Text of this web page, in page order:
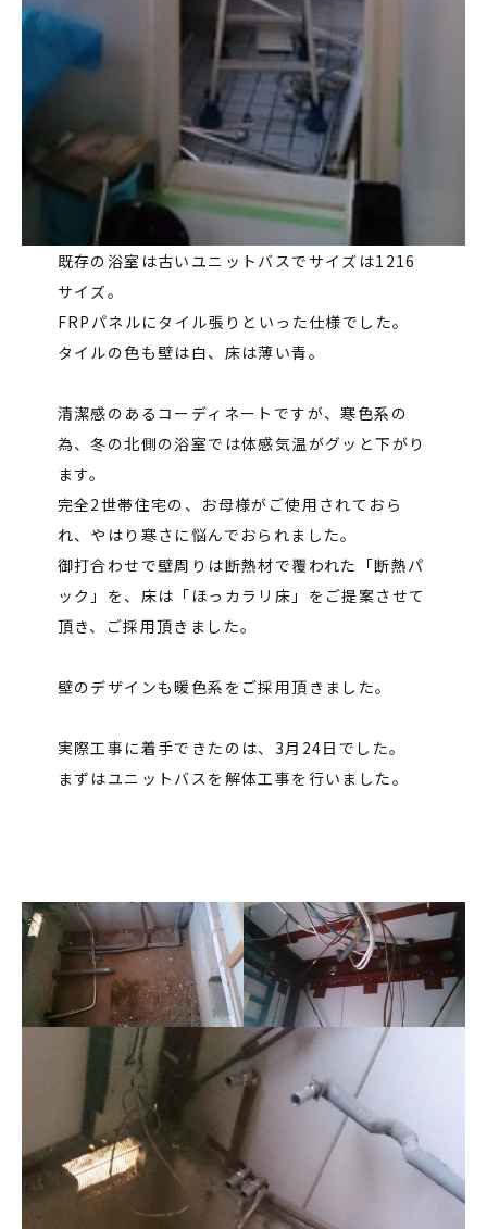
既存の浴室は古いユニットバスでサイズは1216
サイズ。
FRPパネルにタイル張りといった仕様でした。
タイルの色も壁は白、床は薄い青。
清潔感のあるコーディネートですが、寒色系の
為、冬の北側の浴室では体感気温がグッと下がり
ます。
完全2世帯住宅の、お母様がご使用されておら
れ、やはり寒さに悩んでおられました。
御打合わせで壁周りは断熱材で覆われた「断熱パ
ック」を、床は「ほっカラリ床」をご提案させて
頂き、ご採用頂きました。
壁のデザインも暖色系をご採用頂きました。
実際工事に着手できたのは、3月24日でした。
まずはユニットバスを解体工事を行いました。